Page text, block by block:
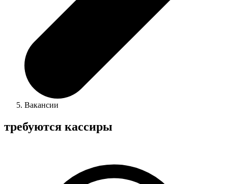
Вакансии
требуются кассиры